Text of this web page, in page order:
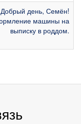
день, Семён!
машины на
выписку в роддом.